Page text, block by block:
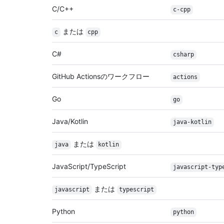
C/C++ c-cpp
c または cpp
C# csharp
GitHub Actionsのワークフロー actions
Go go
Java/Kotlin java-kotlin
java または kotlin
JavaScript/TypeScript javascript-
javascript または typescript
Python python